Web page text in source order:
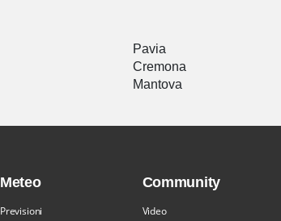
Pavia
Cremona
Mantova
Meteo
Previsioni
Community
Video